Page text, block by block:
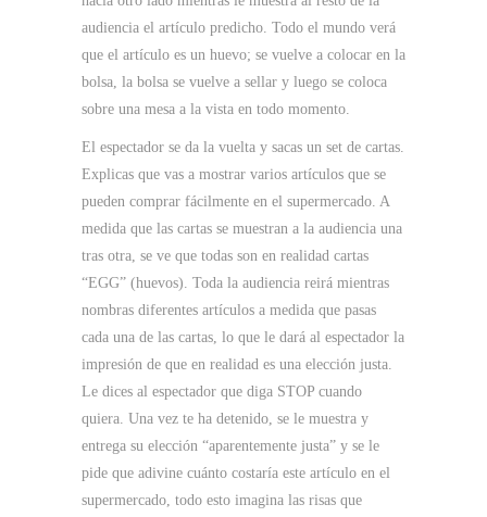
audiencia el artículo predicho. Todo el mundo verá
que el artículo es un huevo; se vuelve a colocar en la
bolsa, la bolsa se vuelve a sellar y luego se coloca
sobre una mesa a la vista en todo momento.
El espectador se da la vuelta y sacas un set de cartas.
Explicas que vas a mostrar varios artículos que se
pueden comprar fácilmente en el supermercado. A
medida que las cartas se muestran a la audiencia una
tras otra, se ve que todas son en realidad cartas
“EGG” (huevos). Toda la audiencia reirá mientras
nombras diferentes artículos a medida que pasas
cada una de las cartas, lo que le dará al espectador la
impresión de que en realidad es una elección justa.
Le dices al espectador que diga STOP cuando
quiera. Una vez te ha detenido, se le muestra y
entrega su elección “aparentemente justa” y se le
pide que adivine cuánto costaría este artículo en el
supermercado, todo esto imagina las risas que